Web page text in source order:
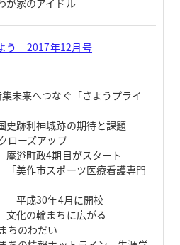
う 2017年12月号
未来へつなぐ「さようプライ
神城跡の期待と課題
ローズアップ
4期目がスタート
スポーツ医療看護専門
年4月に開校
まちに広がる
ちのわだい